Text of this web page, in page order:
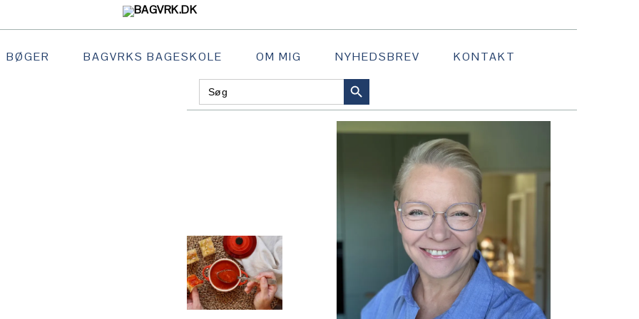
BØGER BAGVRKS BAGESKOLE OM MIG NYHEDSBREV KONTAKT
Search
for:
SEARCH BUTTON
PRIMÆR
SIDEBAR